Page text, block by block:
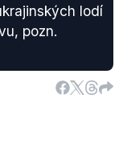
lodí
pozn.